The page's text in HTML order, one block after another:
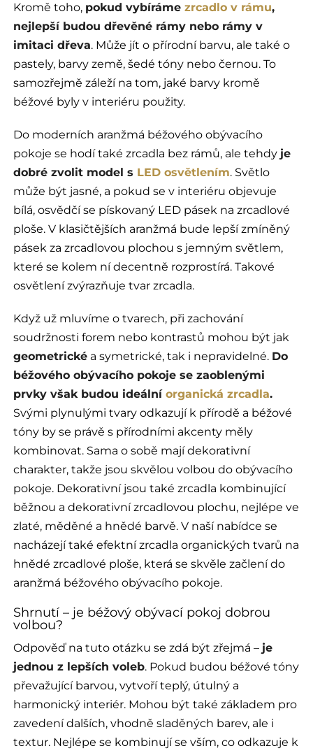
Kromě toho, pokud vybírámezrcadlo v rámu,
nejlepší budou dřevěné rámy nebo rámy v
imitaci dřeva. Může jít o přírodní barvu, ale také o
pastely, barvy země, šedé tóny nebo černou. To
samozřejmě záleží na tom, jaké barvy kromě
béžové byly v interiéru použity.
Do moderních aranžmá béžového obývacího
pokoje se hodí také zrcadla bez rámů, ale tehdy je
dobré zvolit model s LED osvětlením. Světlo
může být jasné, a pokud se v interiéru objevuje
bílá, osvědčí se pískovaný LED pásek na zrcadlové
ploše. V klasičtějších aranžmá bude lepší zmíněný
pásek za zrcadlovou plochou s jemným světlem,
které se kolem ní decentně rozprostírá. Takové
osvětlení zvýrazňuje tvar zrcadla.
Když už mluvíme o tvarech, při zachování
soudržnosti forem nebo kontrastů mohou být jak
geometrické a symetrické, tak i nepravidelné. Do
béžového obývacího pokoje se zaoblenými
prvky však budou ideálníorganická zrcadla.
Svými plynulými tvary odkazují k přírodě a béžové
tóny by se právě s přírodními akcenty měly
kombinovat. Sama o sobě mají dekorativní
charakter, takže jsou skvělou volbou do obývacího
pokoje. Dekorativní jsou také zrcadla kombinující
běžnou a dekorativní zrcadlovou plochu, nejlépe ve
zlaté, měděné a hnědé barvě. V naší nabídce se
nacházejí také efektní zrcadla organických tvarů na
hnědé zrcadlové ploše, která se skvěle začlení do
aranžmá béžového obývacího pokoje.
Shrnutí – je béžový obývací pokoj dobrou
volbou?
Odpověď na tuto otázku se zdá být zřejmá – je
jednou z lepších voleb. Pokud budou béžové tóny
převažující barvou, vytvoří teplý, útulný a
harmonický interiér. Mohou být také základem pro
zavedení dalších, vhodně sladěných barev, ale i
textur. Nejlépe se kombinují se vším, co odkazuje k